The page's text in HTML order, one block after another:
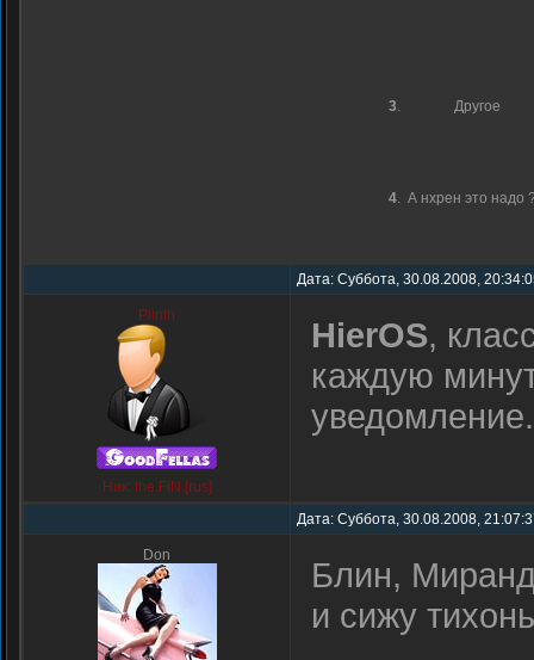
3. Другое
4. А нхрен это надо
Дата: Суббота, 30.08.2008,
Plinth
Ник: the.FiN.[rus]
HierOS,
каждую
уведомление.
Дата: Суббота, 30.08.2008,
Don
Блин,
и сижу